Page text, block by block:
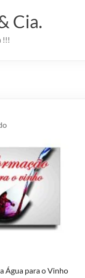
Cia.
!!!
Água para o Vinho